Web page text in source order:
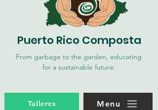
Puerto Rico Composta
From garbage to the garden, educating
for a sustainable future.
Talleres Menu